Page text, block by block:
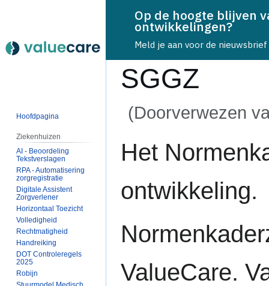
SGGZ
(Doorverwezen
navigatie
zoeken
Het
ontwikkeling.
ValueCare.
Op de hoogte blijven
ontwikkelingen?
Meld je aan voor de nieuwsbrief
Hoofdpagina
Ziekenhuizen
AI - Beoordeling
Tekstverslagen
RPA - Automatisering
zorgregistratie
Digitale Assistent
Zorgverlener
Horizontaal Toezicht
Volledigheid
Rechtmatigheid
Handreiking
DOT Controleregels
2025
Robijn